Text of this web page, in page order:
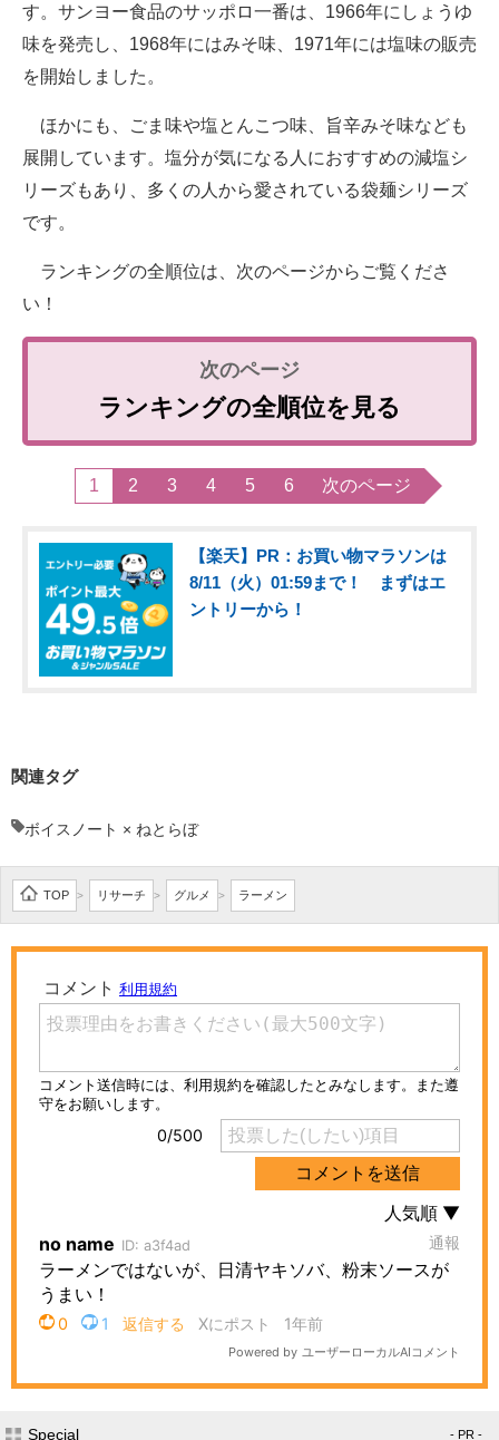
す。サンヨー食品のサッポロ一番は、1966年にしょうゆ
味を発売し、1968年にはみそ味、1971年には塩味の販売
を開始しました。
ほかにも、ごま味や塩とんこつ味、旨辛みそ味なども
展開しています。塩分が気になる人におすすめの減塩シ
リーズもあり、多くの人から愛されている袋麺シリーズ
です。
ランキングの全順位は、次のページからご覧くださ
い！
ランキングの全順位を見る
1 2 3 4 5 6 次のページ
【楽天】PR：お買い物マラソンは
8/11（火）01:59まで！ まずはエ
ントリーから！
関連タグ
ボイスノート × ねとらぼ
TOP > リサーチ > グルメ > ラーメン
Special - PR -